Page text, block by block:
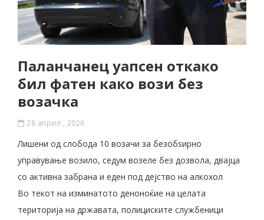
Паланчанец уапсен откако
бил фатен како вози без
возачка
28 април , 2026
Лишени од слобода 10 возачи за безобѕирно
управување возило, седум возеле без дозвола, двајца
со активна забрана и еден под дејство на алкохол
Во текот на изминатото деноноќие на целата
територија на државата, полициските службеници